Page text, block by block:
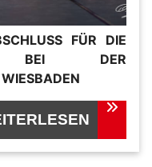
FÜR DIE
BEI DER